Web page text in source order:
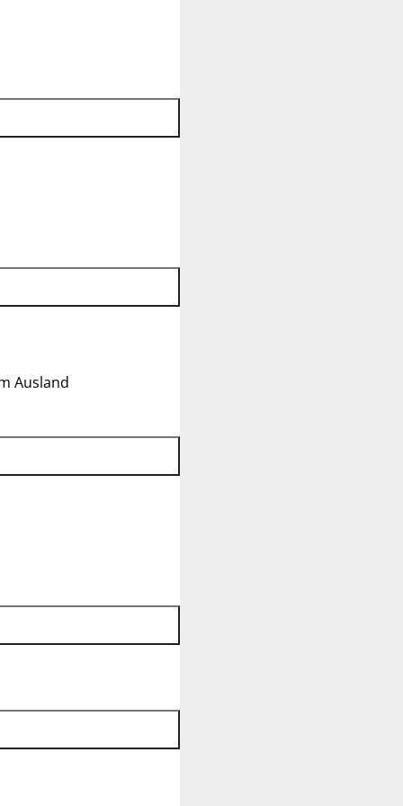
Ausland